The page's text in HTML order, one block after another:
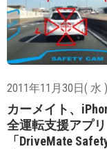
2011年11月30日( 水 )
カーメイト、
全運転支援アプリ
「DriveMate